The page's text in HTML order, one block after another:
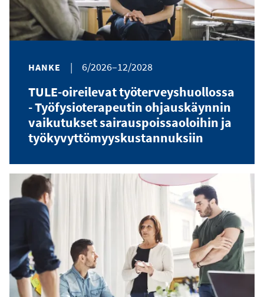
HANKE | 6/2026–12/2028
TULE-oireilevat työterveyshuollossa
- Työfysioterapeutin ohjauskäynnin
vaikutukset sairauspoissaoloihin ja
työkyvyttömyyskustannuksiin